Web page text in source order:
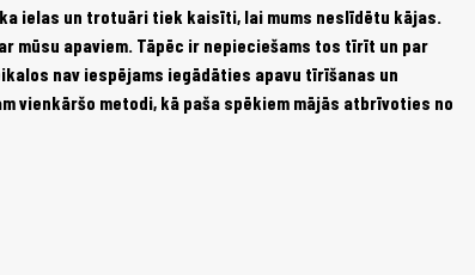
ielas un trotuāri tiek kaisīti, lai mums neslīdētu kājas.
mūsu apaviem. Tāpēc ir nepieciešams tos tīrīt un par
nav iespējams iegādāties apavu tīrīšanas un
vienkāršo metodi, kā paša spēkiem mājās atbrīvoties no